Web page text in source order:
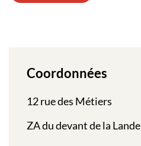
Coordonnées
12 rue des Métiers
ZA du devant de la Lande